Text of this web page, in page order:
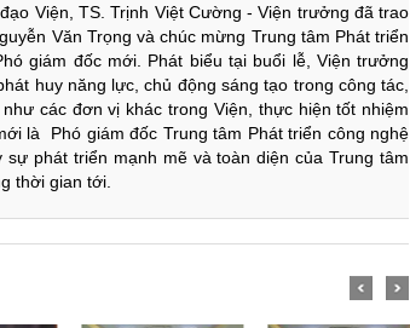
Viện, TS. Trịnh Việt Cường - Viện trưởng đã trao
Văn Trọng và chúc mừng Trung tâm Phát triển
giám đốc mới. Phát biểu tại buổi lễ, Viện trưởng
huy năng lực, chủ động sáng tạo trong công tác,
các đơn vị khác trong Viện, thực hiện tốt nhiệm
là Phó giám đốc Trung tâm Phát triển công nghệ
phát triển mạnh mẽ và toàn diện của Trung tâm
thời gian tới.